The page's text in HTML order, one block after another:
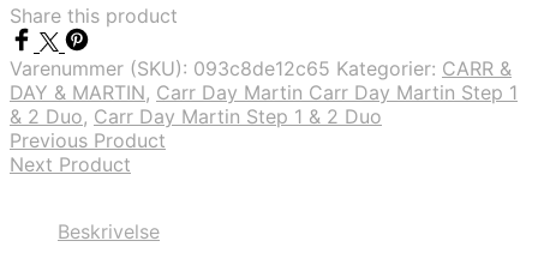
Share this product
Varenummer (SKU): 093c8de12c65 Kategorier: CARR &
DAY & MARTIN, Carr Day Martin Carr Day Martin Step 1
& 2 Duo, Carr Day Martin Step 1 & 2 Duo
Previous Product
Next Product
Beskrivelse